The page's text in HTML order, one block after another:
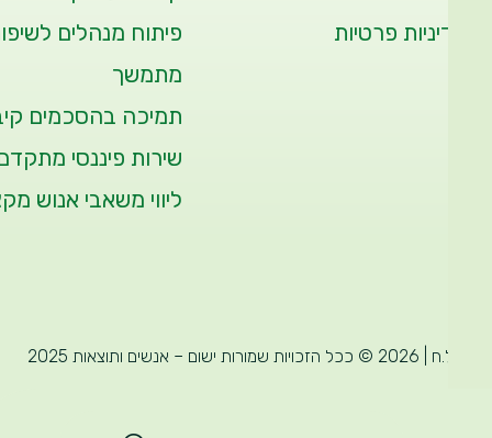
מדיניות פרטיות
פיתוח מנהלים
מתמשך
תמיכה בהסכמים
שירות פיננסי
ליווי משאבי אנוש
ט.ל.ח | 2026 © ככל הזכויות שמורות ישום – אנשים ותוצאות 2025